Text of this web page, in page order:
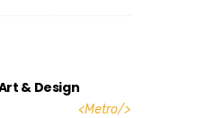
& Design
<Metro/>